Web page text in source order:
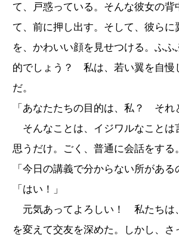
て、戸惑っている。そんな彼女の背
て、前に押し出す。そして、彼らに
を、かわいい顔を見せつける。ふふ
的でしょう？ 私は、若い翼を自慢
だ。
「あなたたちの目的は、私？ それ
そんなことは、イジワルなことは
思うだけ。ごく、普通に会話をする。
「今日の講義で分からない所がある
「はい！」
元気あってよろしい！ 私たちは
を変えて交友を深めた。しかし、さ